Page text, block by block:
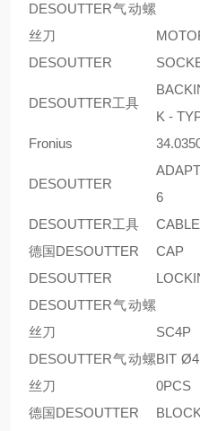
DESOUTTER气动螺
丝刀
DESOUTTER
DESOUTTER工具
K -
Fronius
DESOUTTER
6
DESOUTTER工具
德国DESOUTTER
CAP
DESOUTTER
DESOUTTER气动螺
丝刀
SC4P
DESOUTTER气动螺
丝刀
BIT
0PCS
德国DESOUTTER